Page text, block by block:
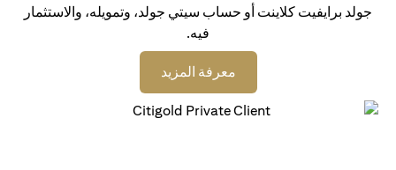
جولد برايفيت كلاينت أو حساب سيتي جولد، وتمويله، والاستثمار
فيه.
معرفة المزيد